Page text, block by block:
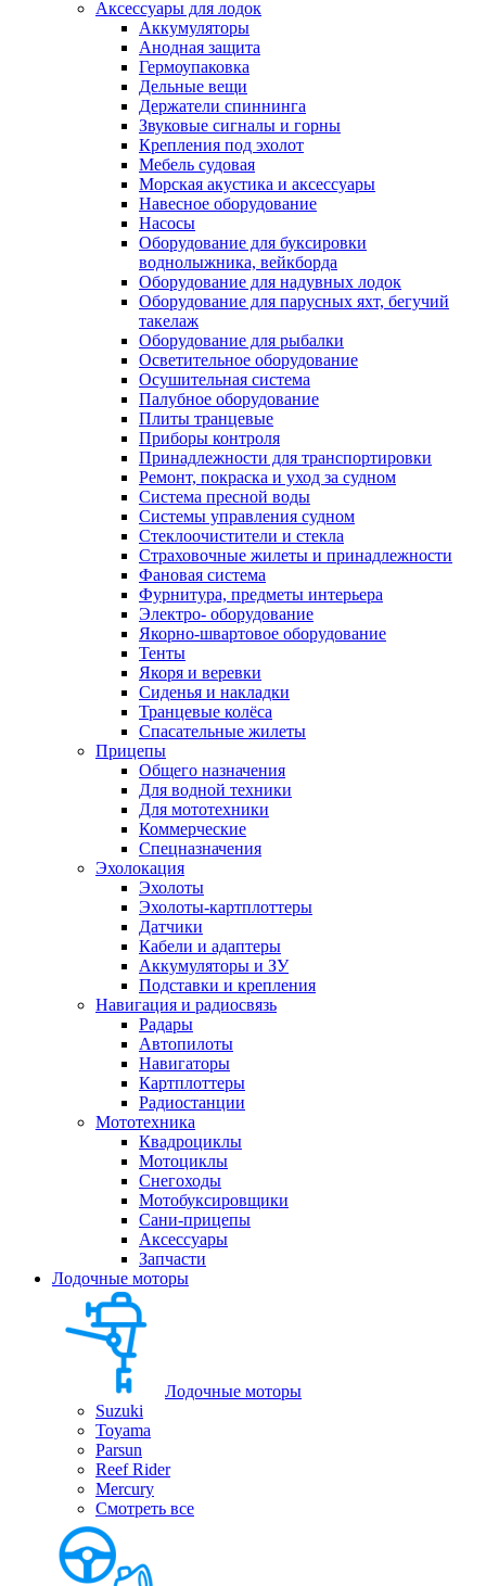
Аксессуары для лодок
Аккумуляторы
Анодная защита
Гермоупаковка
Дельные вещи
Держатели спиннинга
Звуковые сигналы и горны
Крепления под эхолот
Мебель судовая
Морская акустика и аксессуары
Навесное оборудование
Насосы
Оборудование для буксировки
воднолыжника, вейкборда
Оборудование для надувных лодок
Оборудование для парусных яхт, бегучий
такелаж
Оборудование для рыбалки
Осветительное оборудование
Осушительная система
Палубное оборудование
Плиты транцевые
Приборы контроля
Принадлежности для транспортировки
Ремонт, покраска и уход за судном
Система пресной воды
Системы управления судном
Стеклоочистители и стекла
Страховочные жилеты и принадлежности
Фановая система
Фурнитура, предметы интерьера
Электро- оборудование
Якорно-швартовое оборудование
Тенты
Якоря и веревки
Сиденья и накладки
Транцевые колёса
Спасательные жилеты
Прицепы
Общего назначения
Для водной техники
Для мототехники
Коммерческие
Спецназначения
Эхолокация
Эхолоты
Эхолоты-картплоттеры
Датчики
Кабели и адаптеры
Аккумуляторы и ЗУ
Подставки и крепления
Навигация и радиосвязь
Радары
Автопилоты
Навигаторы
Картплоттеры
Радиостанции
Мототехника
Квадроциклы
Мотоциклы
Снегоходы
Мотобуксировщики
Сани-прицепы
Аксессуары
Запчасти
Лодочные моторы
Лодочные моторы
Suzuki
Toyama
Parsun
Reef Rider
Mercury
Смотреть все